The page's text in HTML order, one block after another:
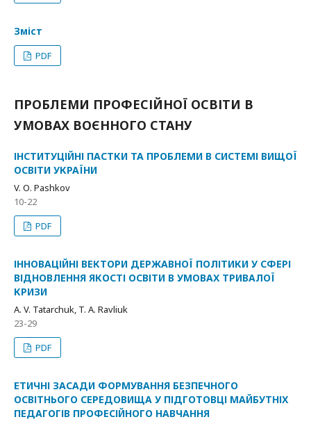
Зміст
PDF
ПРОБЛЕМИ ПРОФЕСІЙНОЇ ОСВІТИ В
УМОВАХ ВОЄННОГО СТАНУ
ІНСТИТУЦІЙНІ ПАСТКИ ТА ПРОБЛЕМИ В СИСТЕМІ ВИЩОЇ
ОСВІТИ УКРАЇНИ
V. О. Pashkov
10-22
PDF
ІННОВАЦІЙНІ ВЕКТОРИ ДЕРЖАВНОЇ ПОЛІТИКИ У СФЕРІ
ВІДНОВЛЕННЯ ЯКОСТІ ОСВІТИ В УМОВАХ ТРИВАЛОЇ
КРИЗИ
A. V. Tatarchuk, T. A. Ravliuk
23-29
PDF
ЕТИЧНІ ЗАСАДИ ФОРМУВАННЯ БЕЗПЕЧНОГО
ОСВІТНЬОГО СЕРЕДОВИЩА У ПІДГОТОВЦІ МАЙБУТНІХ
ПЕДАГОГІВ ПРОФЕСІЙНОГО НАВЧАННЯ